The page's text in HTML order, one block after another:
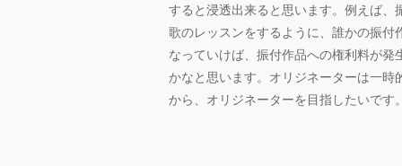
すると浸透出来ると思います。例えば
歌のレッスンをするように、誰かの振
なっていけば、振付作品への権利料が
かなと思います。オリジネーターは一
から、オリジネーターを目指したいです